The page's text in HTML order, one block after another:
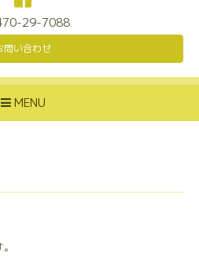
29-7088
問い合わせ
MENU